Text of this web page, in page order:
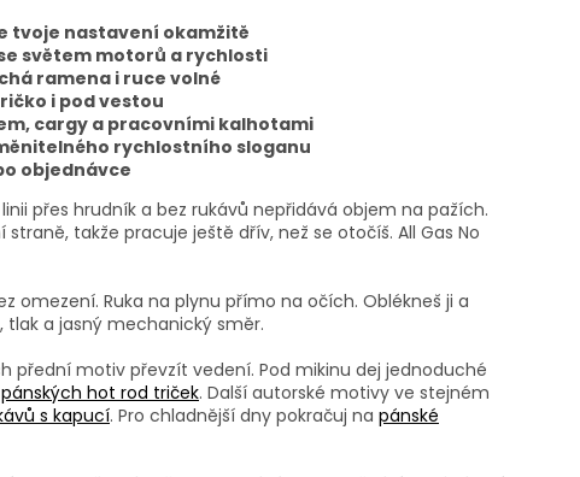
tvoje nastavení okamžitě
světem motorů a rychlosti
ramena i ruce volné
i pod vestou
cargy a pracovními kalhotami
rychlostního sloganu
objednávce
přes hrudník a bez rukávů nepřidává objem na pažích.
takže pracuje ještě dřív, než se otočíš. All Gas No
omezení. Ruka na plynu přímo na očích. Oblékneš ji a
a jasný mechanický směr.
přední motiv převzít vedení. Pod mikinu dej jednoduché
pánských hot rod triček. Další autorské motivy ve stejném
s kapucí. Pro chladnější dny pokračuj na pánské